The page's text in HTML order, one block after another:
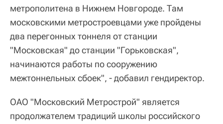
метрополитена в Нижнем Новгороде. Там
московскими метростроевцами уже пройдены
два перегонных тоннеля от станции
"Московская" до станции "Горьковская",
начинаются работы по сооружению
межтоннельных сбоек", - добавил гендиректор.
ОАО "Московский Метрострой" является
продолжателем традиций школы российского